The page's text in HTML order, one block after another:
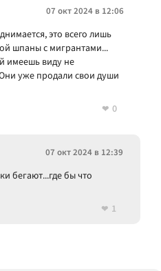
07 окт 2024 в 12:06
это всего лишь
шпаны с мигрантами...
имеешь виду не
уже продали свои души
0
07 окт 2024 в 12:39
бегают...где бы что
1